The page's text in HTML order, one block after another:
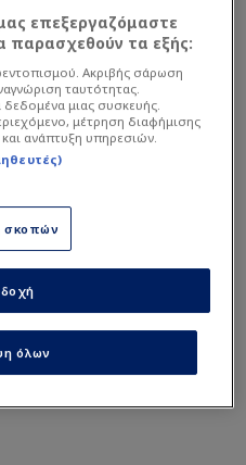
επεξεργαζόμαστε
παρασχεθούν τα εξής:
Ακριβής σάρωση
ταυτότητας.
μιας συσκευής.
μέτρηση διαφήμισης
ανάπτυξη υπηρεσιών.
σκοπών
όλων